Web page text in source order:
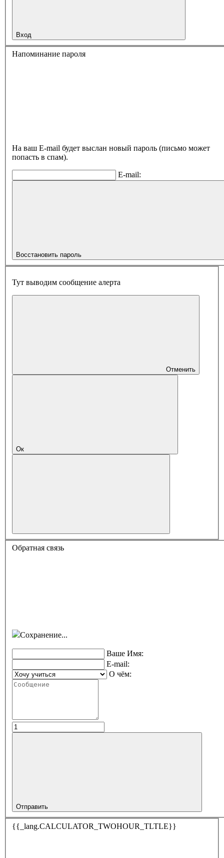
Вход
Напоминание пароля
На ваш E-mail будет выслан новый пароль (письмо может
попасть в спам).
E-mail:
Восстановить пароль
Тут выводим сообщение алерта
Отменить
Ок
Обратная связь
Сохранение...
Ваше Имя:
E-mail:
О чём:
Отправить
{{_lang.CALCULATOR_TWOHOUR_TLTLE}}